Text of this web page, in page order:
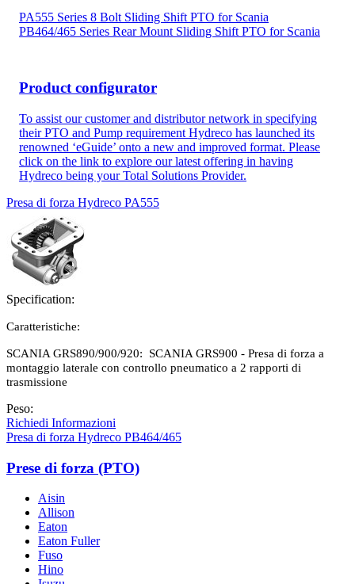
PA555 Series 8 Bolt Sliding Shift PTO for Scania
PB464/465 Series Rear Mount Sliding Shift PTO for Scania
Product configurator
To assist our customer and distributor network in specifying
their PTO and Pump requirement Hydreco has launched its
renowned ‘eGuide’ onto a new and improved format. Please
click on the link to explore our latest offering in having
Hydreco being your Total Solutions Provider.
Presa di forza Hydreco PA555
Specification:
Caratteristiche:
SCANIA GRS890/900/920: SCANIA GRS900 - Presa di forza a
montaggio laterale con controllo pneumatico a 2 rapporti di
trasmissione
Peso:
Richiedi Informazioni
Presa di forza Hydreco PB464/465
Prese di forza (PTO)
Aisin
Allison
Eaton
Eaton Fuller
Fuso
Hino